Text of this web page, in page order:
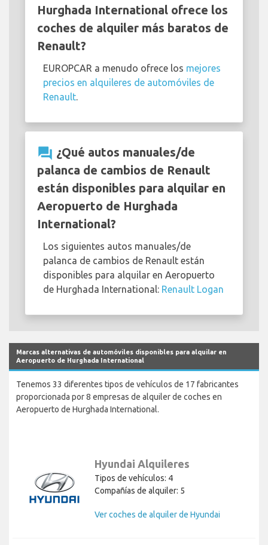
Hurghada International ofrece los
coches de alquiler más baratos de
Renault?
EUROPCAR a menudo ofrece los mejores
precios en alquileres de automóviles de
Renault.
question_answer ¿Qué autos manuales/de
palanca de cambios de Renault
están disponibles para alquilar en
Aeropuerto de Hurghada
International?
Los siguientes autos manuales/de
palanca de cambios de Renault están
disponibles para alquilar en Aeropuerto
de Hurghada International: Renault Logan
Marcas alternativas de automóviles disponibles para alquilar en
Aeropuerto de Hurghada International
Tenemos 33 diferentes tipos de vehículos de 17 fabricantes
proporcionada por 8 empresas de alquiler de coches en
Aeropuerto de Hurghada International.
Hyundai Alquileres
Tipos de vehículos: 4
Compañías de alquiler: 5
Ver coches de alquiler de Hyundai